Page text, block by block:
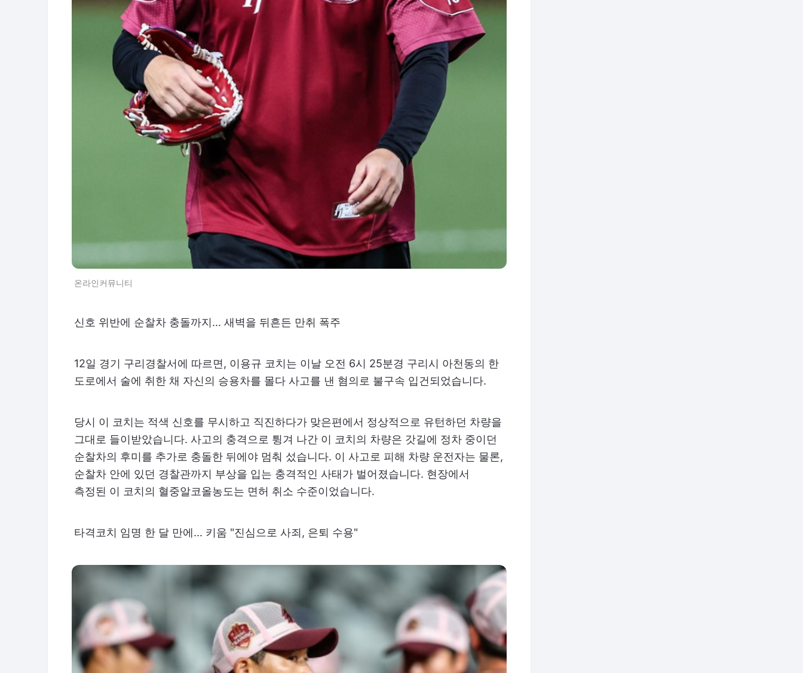
온라인커뮤니티
신호 위반에 순찰차 충돌까지... 새벽을 뒤흔든 만취 폭주
12일 경기 구리경찰서에 따르면, 이용규 코치는 이날 오전 6시 25분경 구리시 아천동의 한
도로에서 술에 취한 채 자신의 승용차를 몰다 사고를 낸 혐의로 불구속 입건되었습니다.
당시 이 코치는 적색 신호를 무시하고 직진하다가 맞은편에서 정상적으로 유턴하던 차량을
그대로 들이받았습니다. 사고의 충격으로 튕겨 나간 이 코치의 차량은 갓길에 정차 중이던
순찰차의 후미를 추가로 충돌한 뒤에야 멈춰 섰습니다. 이 사고로 피해 차량 운전자는 물론,
순찰차 안에 있던 경찰관까지 부상을 입는 충격적인 사태가 벌어졌습니다. 현장에서
측정된 이 코치의 혈중알코올농도는 면허 취소 수준이었습니다.
타격코치 임명 한 달 만에... 키움 "진심으로 사죄, 은퇴 수용"